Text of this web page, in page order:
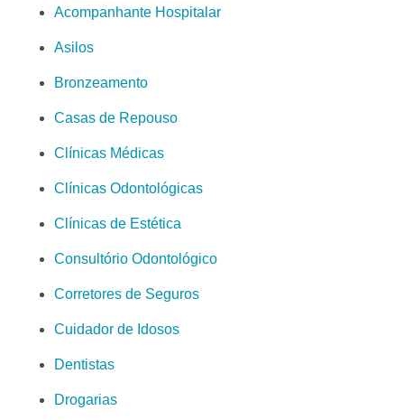
Acompanhante Hospitalar
Asilos
Bronzeamento
Casas de Repouso
Clínicas Médicas
Clínicas Odontológicas
Clínicas de Estética
Consultório Odontológico
Corretores de Seguros
Cuidador de Idosos
Dentistas
Drogarias